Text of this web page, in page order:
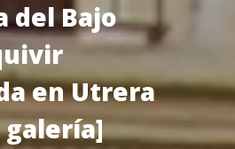
del Bajo
en Utrera